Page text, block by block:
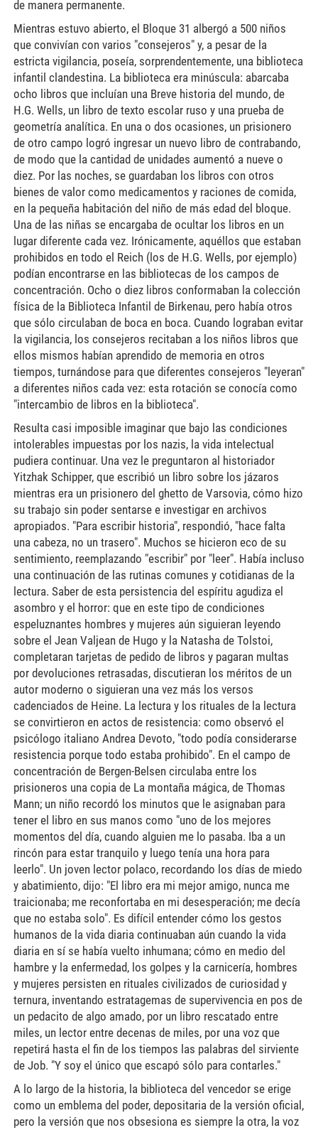
de manera permanente.
Mientras estuvo abierto, el Bloque 31 albergó a 500 niños
que convivían con varios "consejeros" y, a pesar de la
estricta vigilancia, poseía, sorprendentemente, una biblioteca
infantil clandestina. La biblioteca era minúscula: abarcaba
ocho libros que incluían una Breve historia del mundo, de
H.G. Wells, un libro de texto escolar ruso y una prueba de
geometría analítica. En una o dos ocasiones, un prisionero
de otro campo logró ingresar un nuevo libro de contrabando,
de modo que la cantidad de unidades aumentó a nueve o
diez. Por las noches, se guardaban los libros con otros
bienes de valor como medicamentos y raciones de comida,
en la pequeña habitación del niño de más edad del bloque.
Una de las niñas se encargaba de ocultar los libros en un
lugar diferente cada vez. Irónicamente, aquéllos que estaban
prohibidos en todo el Reich (los de H.G. Wells, por ejemplo)
podían encontrarse en las bibliotecas de los campos de
concentración. Ocho o diez libros conformaban la colección
física de la Biblioteca Infantil de Birkenau, pero había otros
que sólo circulaban de boca en boca. Cuando lograban evitar
la vigilancia, los consejeros recitaban a los niños libros que
ellos mismos habían aprendido de memoria en otros
tiempos, turnándose para que diferentes consejeros "leyeran"
a diferentes niños cada vez: esta rotación se conocía como
"intercambio de libros en la biblioteca".
Resulta casi imposible imaginar que bajo las condiciones
intolerables impuestas por los nazis, la vida intelectual
pudiera continuar. Una vez le preguntaron al historiador
Yitzhak Schipper, que escribió un libro sobre los jázaros
mientras era un prisionero del ghetto de Varsovia, cómo hizo
su trabajo sin poder sentarse e investigar en archivos
apropiados. "Para escribir historia", respondió, "hace falta
una cabeza, no un trasero". Muchos se hicieron eco de su
sentimiento, reemplazando "escribir" por "leer". Había incluso
una continuación de las rutinas comunes y cotidianas de la
lectura. Saber de esta persistencia del espíritu agudiza el
asombro y el horror: que en este tipo de condiciones
espeluznantes hombres y mujeres aún siguieran leyendo
sobre el Jean Valjean de Hugo y la Natasha de Tolstoi,
completaran tarjetas de pedido de libros y pagaran multas
por devoluciones retrasadas, discutieran los méritos de un
autor moderno o siguieran una vez más los versos
cadenciados de Heine. La lectura y los rituales de la lectura
se convirtieron en actos de resistencia: como observó el
psicólogo italiano Andrea Devoto, "todo podía considerarse
resistencia porque todo estaba prohibido". En el campo de
concentración de Bergen-Belsen circulaba entre los
prisioneros una copia de La montaña mágica, de Thomas
Mann; un niño recordó los minutos que le asignaban para
tener el libro en sus manos como "uno de los mejores
momentos del día, cuando alguien me lo pasaba. Iba a un
rincón para estar tranquilo y luego tenía una hora para
leerlo". Un joven lector polaco, recordando los días de miedo
y abatimiento, dijo: "El libro era mi mejor amigo, nunca me
traicionaba; me reconfortaba en mi desesperación; me decía
que no estaba solo". Es difícil entender cómo los gestos
humanos de la vida diaria continuaban aún cuando la vida
diaria en sí se había vuelto inhumana; cómo en medio del
hambre y la enfermedad, los golpes y la carnicería, hombres
y mujeres persisten en rituales civilizados de curiosidad y
ternura, inventando estratagemas de supervivencia en pos de
un pedacito de algo amado, por un libro rescatado entre
miles, un lector entre decenas de miles, por una voz que
repetirá hasta el fin de los tiempos las palabras del sirviente
de Job. "Y soy el único que escapó sólo para contarles."
A lo largo de la historia, la biblioteca del vencedor se erige
como un emblema del poder, depositaria de la versión oficial,
pero la versión que nos obsesiona es siempre la otra, la voz